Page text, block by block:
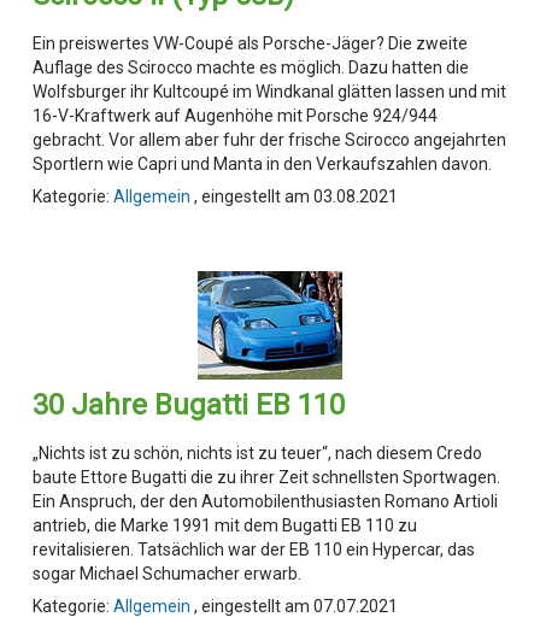
Ein preiswertes VW-Coupé als Porsche-Jäger? Die zweite
Auflage des Scirocco machte es möglich. Dazu hatten die
Wolfsburger ihr Kultcoupé im Windkanal glätten lassen und mit
16-V-Kraftwerk auf Augenhöhe mit Porsche 924/944
gebracht. Vor allem aber fuhr der frische Scirocco angejahrten
Sportlern wie Capri und Manta in den Verkaufszahlen davon.
Kategorie: Allgemein , eingestellt am 03.08.2021
30 Jahre Bugatti EB 110
„Nichts ist zu schön, nichts ist zu teuer“, nach diesem Credo
baute Ettore Bugatti die zu ihrer Zeit schnellsten Sportwagen.
Ein Anspruch, der den Automobilenthusiasten Romano Artioli
antrieb, die Marke 1991 mit dem Bugatti EB 110 zu
revitalisieren. Tatsächlich war der EB 110 ein Hypercar, das
sogar Michael Schumacher erwarb.
Kategorie: Allgemein , eingestellt am 07.07.2021